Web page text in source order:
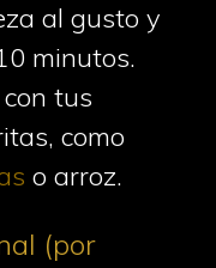
al gusto y
minutos.
tus
como
o arroz.
(por